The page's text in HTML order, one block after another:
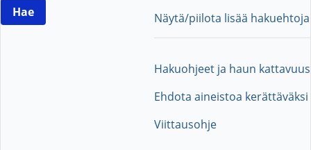
Näytä/piilota lisää hakuehtoja
Hakuohjeet ja haun kattavuus
Ehdota aineistoa kerättäväksi
Viittausohje